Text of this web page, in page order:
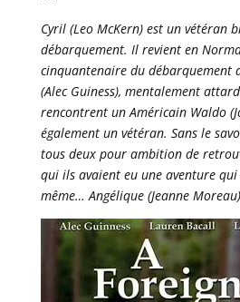
Cyril (Leo McKern) est un vétéran
débarquement. Il revient en
cinquantenaire du débarquement
(Alec Guiness), mentalement
rencontrent un Américain Waldo
également un vétéran. Sans le
tous deux pour ambition de
qui ils avaient eu une aventure
même… Angélique (Jeanne